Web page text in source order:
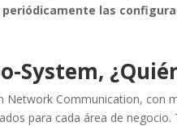
periódicamente las
System,
Network Communication, con
para cada área de